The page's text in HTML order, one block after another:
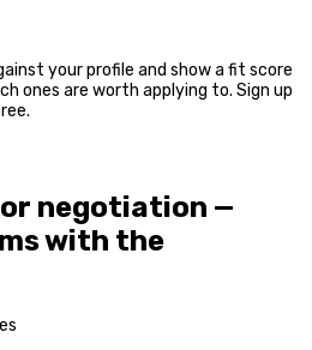
your profile and show a fit score
ones are worth applying to. Sign up
negotiation —
with the